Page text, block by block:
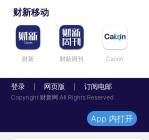
财新移动
财新 财新周刊 Caixin
登录 网页版 订阅电邮
Copyright 财新网 All Rights Reserved
App 内打开